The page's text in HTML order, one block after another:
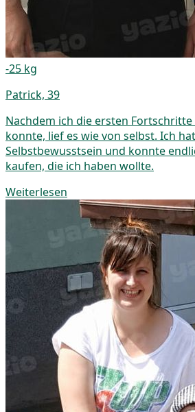
-25 kg
Patrick, 39
Nachdem ich die ersten
konnte, lief es wie von selbst. Ich
Selbstbewusstsein und konnte
kaufen, die ich haben wollte.
Weiterlesen